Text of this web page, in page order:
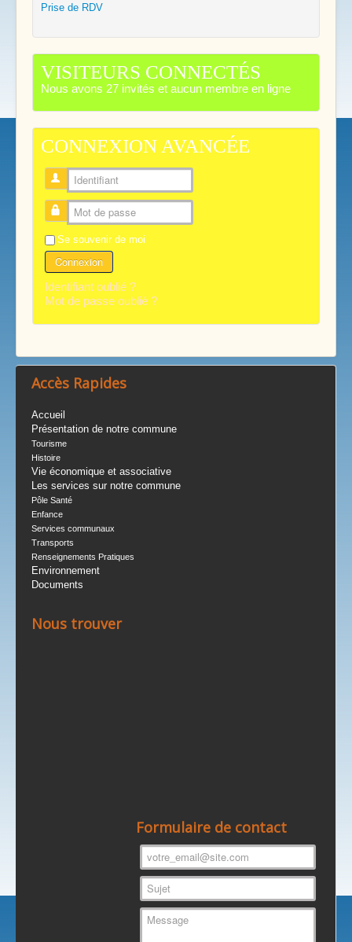
Prise de RDV
VISITEURS CONNECTÉS
Nous avons 27 invités et aucun membre en ligne
CONNEXION AVANCÉE
Identifiant
Mot de passe
Se souvenir de moi
Connexion
Identifiant oublié ?
Mot de passe oublié ?
Accès Rapides
Accueil
Présentation de notre commune
Tourisme
Histoire
Vie économique et associative
Les services sur notre commune
Pôle Santé
Enfance
Services communaux
Transports
Renseignements Pratiques
Environnement
Documents
Nous trouver
Formulaire de contact